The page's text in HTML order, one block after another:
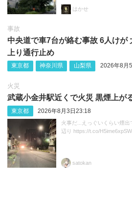
はかせ
事故
中央道で車7台が絡む事故 6人けが
上り通行止め
東京都 神奈川県 山梨県 2026年8月
火災
武蔵小金井駅近くで火災 黒煙上が
東京都 2026年8月3日23:18
火事だ...えっぐいくらい煙
辺り https://t.co/H5ime6xpSW
satokan